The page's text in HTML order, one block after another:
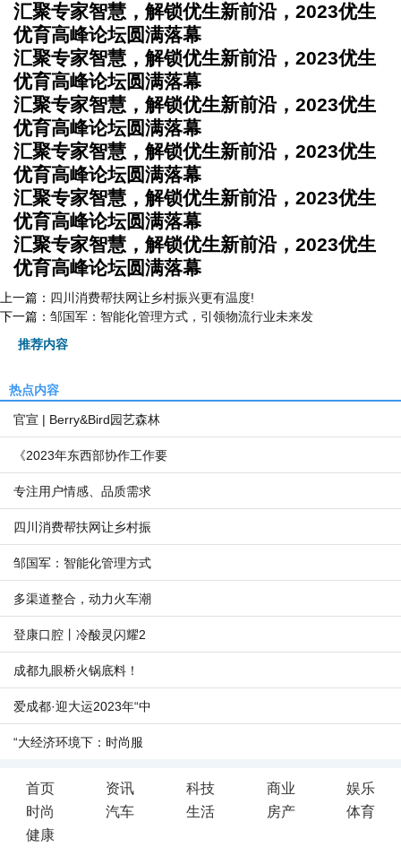
汇聚专家智慧，解锁优生新前沿，2023优生
优育高峰论坛圆满落幕
汇聚专家智慧，解锁优生新前沿，2023优生
优育高峰论坛圆满落幕
汇聚专家智慧，解锁优生新前沿，2023优生
优育高峰论坛圆满落幕
汇聚专家智慧，解锁优生新前沿，2023优生
优育高峰论坛圆满落幕
汇聚专家智慧，解锁优生新前沿，2023优生
优育高峰论坛圆满落幕
汇聚专家智慧，解锁优生新前沿，2023优生
优育高峰论坛圆满落幕
上一篇： 四川消费帮扶网让乡村振兴更有温度!
下一篇： 邹国军：智能化管理方式，引领物流行业未来发
推荐内容
热点内容
官宣 | Berry&Bird园艺森林
《2023年东西部协作工作要
专注用户情感、品质需求
四川消费帮扶网让乡村振
邹国军：智能化管理方式
多渠道整合，动力火车潮
登康口腔丨冷酸灵闪耀2
成都九眼桥火锅底料！
爱成都·迎大运2023年“中
“大经济环境下：时尚服
首页 资讯 科技 商业
娱乐
时尚
汽车 生活 房产
体育
健康